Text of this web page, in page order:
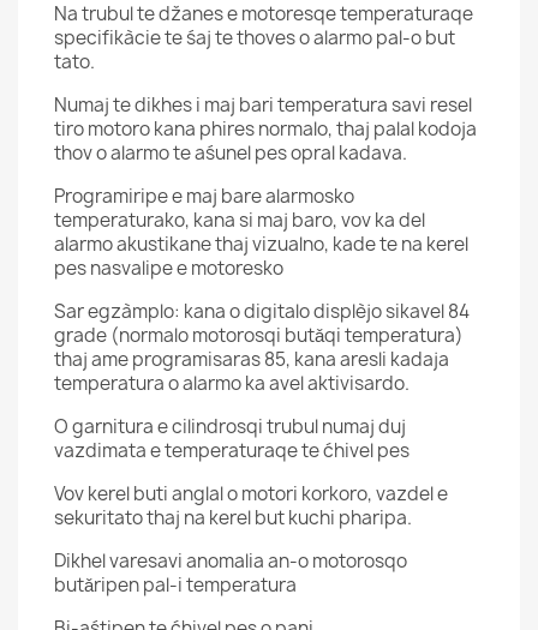
Na trubul te džanes e motoresqe temperaturaqe
specifikàcie te śaj te thoves o alarmo pal-o but
tato.
Numaj te dikhes i maj bari temperatura savi resel
tiro motoro kana phires normalo, thaj palal kodoja
thov o alarmo te aśunel pes opral kadava.
Programiripe e maj bare alarmosko
temperaturako, kana si maj baro, vov ka del
alarmo akustikane thaj vizualno, kade te na kerel
pes nasvalipe e motoresko
Sar egzàmplo: kana o digitalo displèjo sikavel 84
grade (normalo motorosqi butǎqi temperatura)
thaj ame programisaras 85, kana aresli kadaja
temperatura o alarmo ka avel aktivisardo.
O garnitura e cilindrosqi trubul numaj duj
vazdimata e temperaturaqe te ćhivel pes
Vov kerel buti anglal o motori korkoro, vazdel e
sekuritato thaj na kerel but kuchi pharipa.
Dikhel varesavi anomalia an-o motorosqo
butǎripen pal-i temperatura